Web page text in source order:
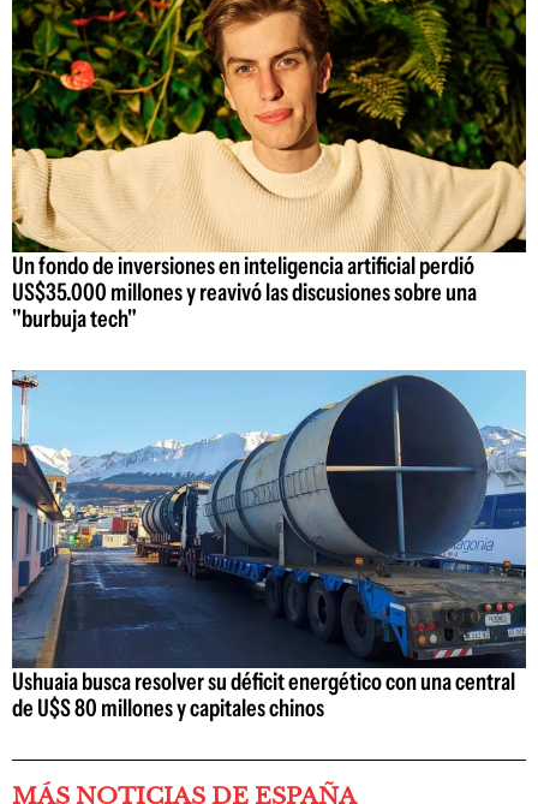
Un fondo de inversiones en inteligencia artificial perdió
US$35.000 millones y reavivó las discusiones sobre una
"burbuja tech"
Ushuaia busca resolver su déficit energético con una central
de U$S 80 millones y capitales chinos
MÁS NOTICIAS DE ESPAÑA